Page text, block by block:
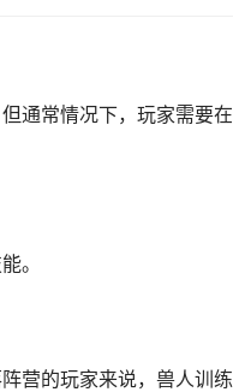
通常情况下，玩家需要在
。
营的玩家来说，兽人训练